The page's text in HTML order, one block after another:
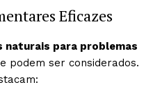
Eficazes
para problemas
podem ser considerados.